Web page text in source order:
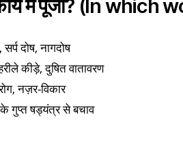
में पूजा? (In which
दोष, नागदोष
कीड़े, दुषित वातावरण
नज़र-विकार
गुप्त षड्यंत्र से बचाव